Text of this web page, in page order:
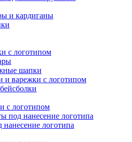
и кардиганы
с логотипом
шапки
и варежки с логотипом
с логотипом
под нанесение логотипа
нанесение логотипа